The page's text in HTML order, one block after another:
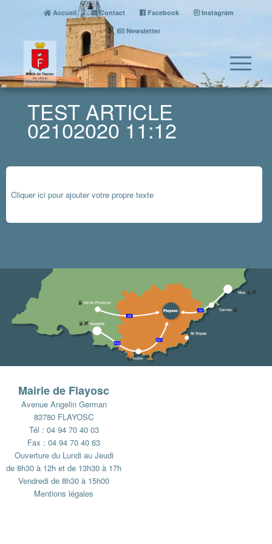
Accueil Contact Facebook
Instagram
Newsletter
TEST ARTICLE
02102020 11:12
Cliquer ici pour ajouter votre propre texte
Mairie de Flayosc
Avenue Angelin German
83780 FLAYOSC
Tél : 04 94 70 40 03
Fax : 04 94 70 40 63
Ouverture du Lundi au Jeudi
de 8h30 à 12h et de 13h30 à 17h
Vendredi de 8h30 à 15h00
Mentions légales